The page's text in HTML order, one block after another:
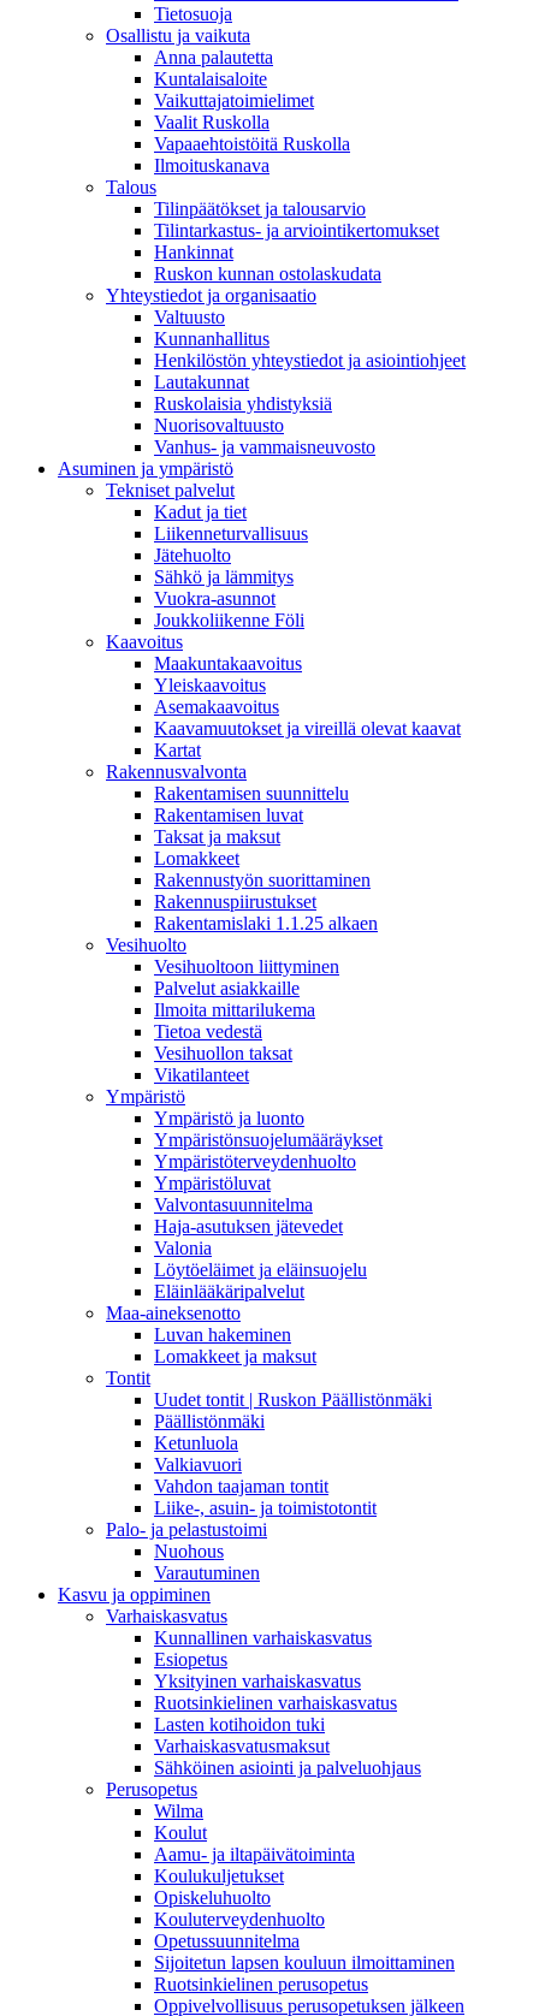
Tietosuoja
Osallistu ja vaikuta
Anna palautetta
Kuntalaisaloite
Vaikuttajatoimielimet
Vaalit Ruskolla
Vapaaehtoistöitä Ruskolla
Ilmoituskanava
Talous
Tilinpäätökset ja talousarvio
Tilintarkastus- ja arviointikertomukset
Hankinnat
Ruskon kunnan ostolaskudata
Yhteystiedot ja organisaatio
Valtuusto
Kunnanhallitus
Henkilöstön yhteystiedot ja asiointiohjeet
Lautakunnat
Ruskolaisia yhdistyksiä
Nuorisovaltuusto
Vanhus- ja vammaisneuvosto
Asuminen ja ympäristö
Tekniset palvelut
Kadut ja tiet
Liikenneturvallisuus
Jätehuolto
Sähkö ja lämmitys
Vuokra-asunnot
Joukkoliikenne Föli
Kaavoitus
Maakuntakaavoitus
Yleiskaavoitus
Asemakaavoitus
Kaavamuutokset ja vireillä olevat kaavat
Kartat
Rakennusvalvonta
Rakentamisen suunnittelu
Rakentamisen luvat
Taksat ja maksut
Lomakkeet
Rakennustyön suorittaminen
Rakennuspiirustukset
Rakentamislaki 1.1.25 alkaen
Vesihuolto
Vesihuoltoon liittyminen
Palvelut asiakkaille
Ilmoita mittarilukema
Tietoa vedestä
Vesihuollon taksat
Vikatilanteet
Ympäristö
Ympäristö ja luonto
Ympäristönsuojelumääräykset
Ympäristöterveydenhuolto
Ympäristöluvat
Valvontasuunnitelma
Haja-asutuksen jätevedet
Valonia
Löytöeläimet ja eläinsuojelu
Eläinlääkäripalvelut
Maa-aineksenotto
Luvan hakeminen
Lomakkeet ja maksut
Tontit
Uudet tontit | Ruskon Päällistönmäki
Päällistönmäki
Ketunluola
Valkiavuori
Vahdon taajaman tontit
Liike-, asuin- ja toimistotontit
Palo- ja pelastustoimi
Nuohous
Varautuminen
Kasvu ja oppiminen
Varhaiskasvatus
Kunnallinen varhaiskasvatus
Esiopetus
Yksityinen varhaiskasvatus
Ruotsinkielinen varhaiskasvatus
Lasten kotihoidon tuki
Varhaiskasvatusmaksut
Sähköinen asiointi ja palveluohjaus
Perusopetus
Wilma
Koulut
Aamu- ja iltapäivätoiminta
Koulukuljetukset
Opiskeluhuolto
Kouluterveydenhuolto
Opetussuunnitelma
Sijoitetun lapsen kouluun ilmoittaminen
Ruotsinkielinen perusopetus
Oppivelvollisuus perusopetuksen jälkeen